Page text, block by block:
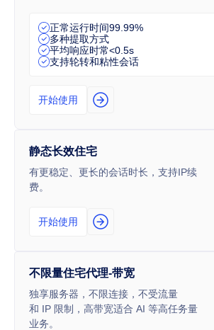
正常运行时间99.99%
多种提取方式
平均响应时常<0.5s
支持轮转和粘性会话
开始使用
静态长效住宅
有更稳定、更长的会话时长，支持IP续
费。
开始使用
不限量住宅代理-带宽
独享服务器，不限连接，不受流量
和 IP 限制，高带宽适合 AI 等高任务量
业务。